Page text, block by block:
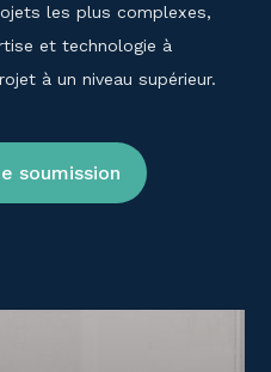
les plus complexes,
et technologie à
à un niveau supérieur.
soumission